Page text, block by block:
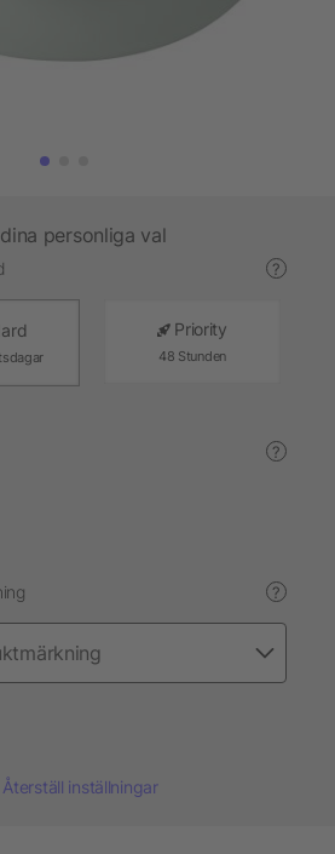
personliga val
?
Priority
48 Stunden
?
?
Återställ inställningar